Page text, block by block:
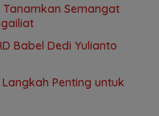
Tanamkan Semangat
Babel Dedi Yulianto
Penting untuk